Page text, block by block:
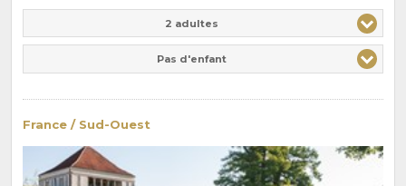
2 adultes
Pas d'enfant
France / Sud-Ouest